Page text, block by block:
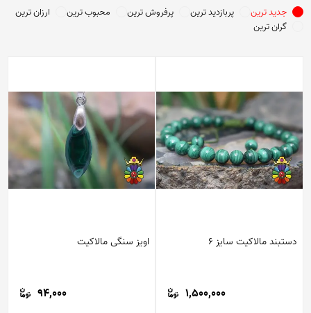
جدید ترین پربازدید ترین پرفروش ترین محبوب ترین
ارزان ترین
گران ترین
دستبند مالاکیت سایز 6
1,500,000
اویز سنگی مالاکیت
94,000